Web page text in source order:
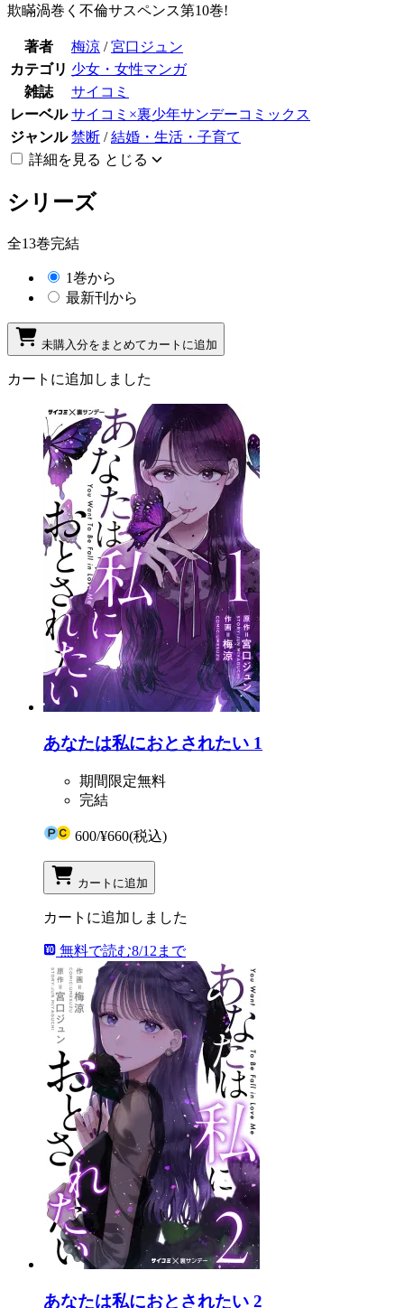
欺瞞渦巻く不倫サスペンス第10巻!
著者 梅涼 /宮口ジュン
カテゴリ 少女・女性マンガ
雑誌
サイコミ
レーベル サイコミ×裏少年サンデーコミックス
ジャンル 禁断 /結婚・生活・子育て
詳細を見る とじる
シリーズ
全13巻完結
1巻から
最新刊から
未購入分をまとめてカートに追加
カートに追加しました
あなたは私におとされたい 1
期間限定無料
完結
600/¥660(税込)
カートに追加
カートに追加しました
無料で読む8/12まで
あなたは私におとされたい 2